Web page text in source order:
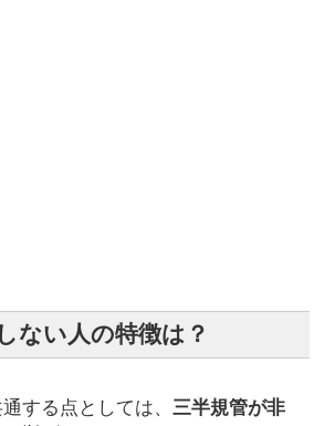
ない人の特徴は？
する点としては、 三半規管が非